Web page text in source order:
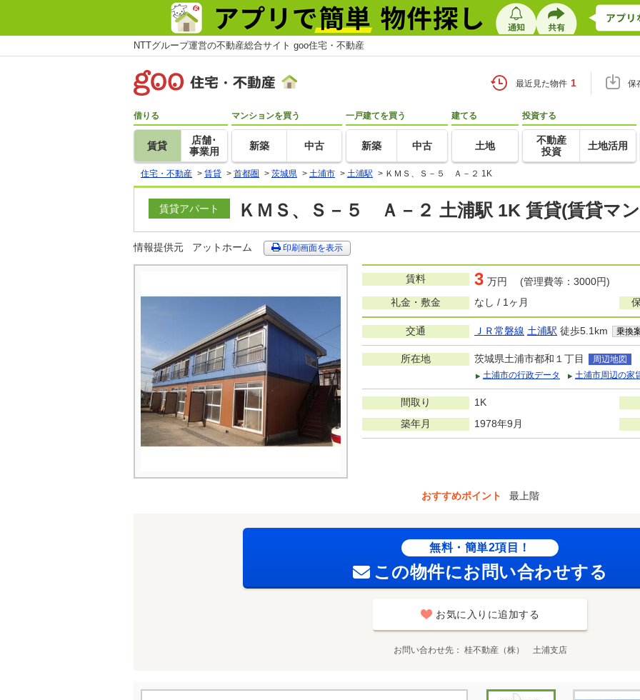
NTTグループ運営の不動産総合サイト goo住宅・不動産
最近見た物件 1 保
借りる
賃貸
店舗･
事業用
マンションを買う
新築 中古
一戸建てを買う
新築 中古
建てる
土地
投資する
不動産
投資
土地活用
住宅・不動産 > 賃貸 > 首都圏 > 茨城県 > 土浦市 > 土浦駅 > ＫＭＳ、Ｓ－５ Ａ－２ 1K
賃貸アパート ＫＭＳ、Ｓ－５ Ａ－２ 土浦駅 1K 賃貸(賃貸マ
情報提供元 アットホーム 印刷画面を表示
賃料 3 万円 (管理費等：3000円)
礼金・敷金
なし / 1ヶ月
交通 ＪＲ常磐線 土浦駅 徒歩5.1km 乗換
所在地 茨城県土浦市都和１丁目
周辺地図
土浦市の行政データ
土浦市周辺の家
間取り
1K
築年月
1978年9月
おすすめポイント 最上階
無料・簡単2項目！
この物件にお問い合わせする
お気に入りに追加する
お問い合わせ先 桂不動産（株） 土浦支店